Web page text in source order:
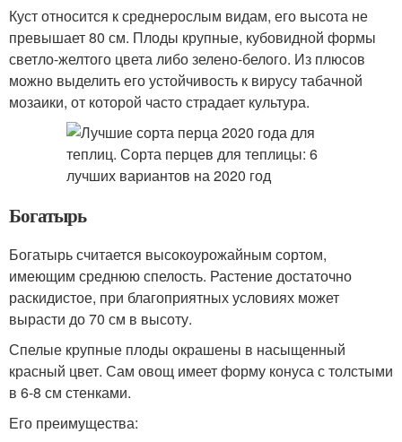
Куст относится к среднерослым видам, его высота не
превышает 80 см. Плоды крупные, кубовидной формы
светло-желтого цвета либо зелено-белого. Из плюсов
можно выделить его устойчивость к вирусу табачной
мозаики, от которой часто страдает культура.
Богатырь
Богатырь считается высокоурожайным сортом,
имеющим среднюю спелость. Растение достаточно
раскидистое, при благоприятных условиях может
вырасти до 70 см в высоту.
Спелые крупные плоды окрашены в насыщенный
красный цвет. Сам овощ имеет форму конуса с толстыми
в 6-8 см стенками.
Его преимущества: